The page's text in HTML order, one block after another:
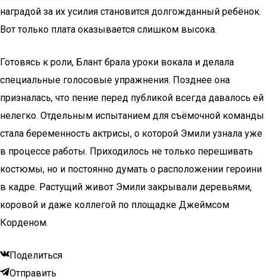
наградой за их усилия становится долгожданный ребёнок.
Вот только плата оказывается слишком высока.
Готовясь к роли, Блант брала уроки вокала и делала
специальные голосовые упражнения. Позднее она
призналась, что пение перед публикой всегда давалось ей
нелегко. Отдельным испытанием для съёмочной команды
стала беременность актрисы, о которой Эмили узнала уже
в процессе работы. Приходилось не только перешивать
костюмы, но и постоянно думать о расположении героини
в кадре. Растущий живот Эмили закрывали деревьями,
коровой и даже коллегой по площадке Джеймсом
Корденом.
Поделиться
Отправить